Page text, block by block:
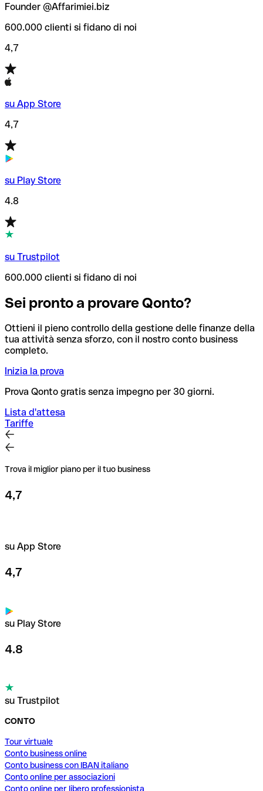
Founder @Affarimiei.biz
600.000 clienti si fidano di noi
4,7
su App Store
4,7
su Play Store
4.8
su Trustpilot
600.000 clienti si fidano di noi
Sei pronto a provare Qonto?
Ottieni il pieno controllo della gestione delle finanze della
tua attività senza sforzo, con il nostro conto business
completo.
Inizia la prova
Prova Qonto gratis senza impegno per 30 giorni.
Lista d'attesa
Tariffe
Trova il miglior piano per il tuo business
4,7
su App Store
4,7
su Play Store
4.8
su Trustpilot
CONTO
Tour virtuale
Conto business online
Conto business con IBAN italiano
Conto online per associazioni
Conto online per libero professionista